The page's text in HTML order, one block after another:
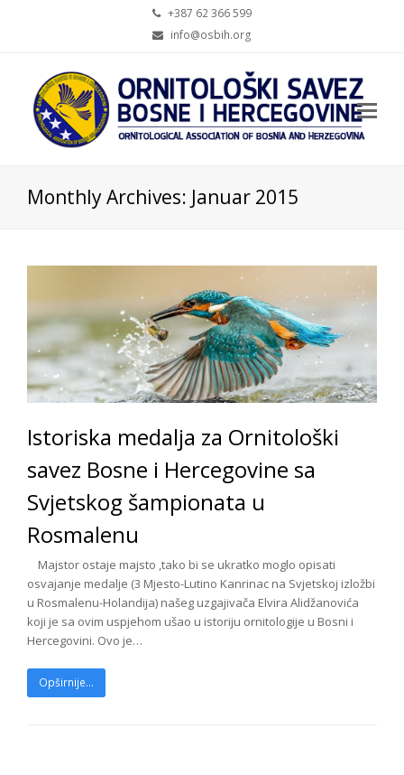
+387 62 366 599
info@osbih.org
Monthly Archives: Januar 2015
Istoriska medalja za Ornitološki
savez Bosne i Hercegovine sa
Svjetskog šampionata u
Rosmalenu
Majstor ostaje majsto ,tako bi se ukratko moglo opisati
osvajanje medalje (3 Mjesto-Lutino Kanrinac na Svjetskoj izložbi
u Rosmalenu-Holandija) našeg uzgajivača Elvira Alidžanovića
koji je sa ovim uspjehom ušao u istoriju ornitologije u Bosni i
Hercegovini. Ovo je…
Opširnije...